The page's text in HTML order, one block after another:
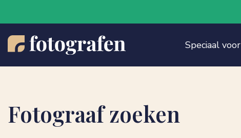
Speciaal voor
Fotograaf zoeken